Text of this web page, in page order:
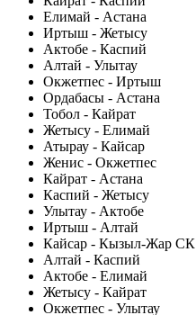
Елимай - Астана
Иртыш - Жетысу
Актобе - Каспий
Алтай - Улытау
Окжетпес - Иртыш
Ордабасы - Астана
Тобол - Кайрат
Жетысу - Елимай
Атырау - Кайсар
Женис - Окжетпес
Кайрат - Астана
Каспий - Жетысу
Улытау - Актобе
Иртыш - Алтай
Кайсар - Кызыл-Жар СК
Алтай - Каспий
Актобе - Елимай
Жетысу - Кайрат
Окжетпес - Улытау